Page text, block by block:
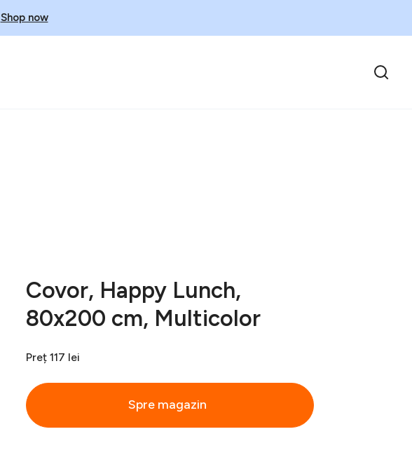
Shop now
Covor, Happy Lunch,
80x200 cm, Multicolor
Preț 117 lei
Spre magazin